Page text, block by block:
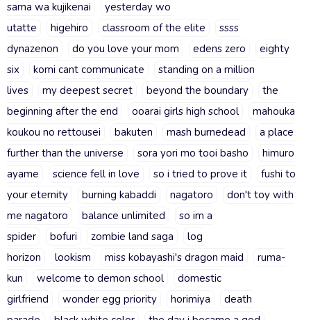
sama wa kujikenai
yesterday wo
utatte
higehiro classroom of the elite
ssss
dynazenon
do you love your mom edens zero
eighty
six
komi cant communicate
standing on a million
lives
my deepest secret beyond the boundary
the
beginning after the end
ooarai girls high school
mahouka
koukou no rettousei
bakuten mash burnedead
a place
further than the universe
sora yori mo tooi basho
himuro
ayame
science fell in love so i tried to prove it
fushi to
your eternity
burning kabaddi nagatoro
don't toy with
me nagatoro
balance unlimited
so im a
spider
bofuri zombie land saga
log
horizon
lookism miss kobayashi's dragon maid
ruma-
kun
welcome to demon school
domestic
girlfriend
wonder egg priority horimiya
death